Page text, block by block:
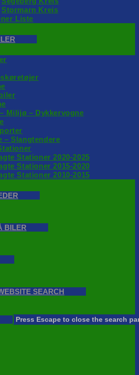
Stormarn Kreis
Liste
Milijø – Dykkervogne
– Slangtendere
Stationer 2020-2025
Stationer 2015-2020
Stationer 2010-2015
BILER
SEARCH
Press Escape to close the search